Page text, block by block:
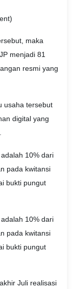
maka
menjadi 81
resmi yang
usaha tersebut
digital yang
10% dari
pada kwitansi
bukti pungut
10% dari
pada kwitansi
bukti pungut
Juli realisasi